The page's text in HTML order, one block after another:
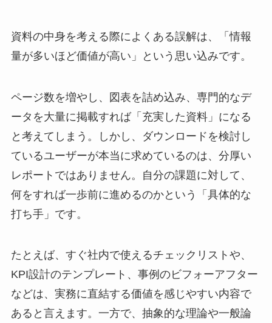
資料の中身を考える際によくある誤解は、「情報
量が多いほど価値が高い」という思い込みです。
ページ数を増やし、図表を詰め込み、専門的なデ
ータを大量に掲載すれば「充実した資料」になる
と考えてしまう。しかし、ダウンロードを検討し
ているユーザーが本当に求めているのは、分厚い
レポートではありません。自分の課題に対して、
何をすれば一歩前に進めるのかという「具体的な
打ち手」です。
たとえば、すぐ社内で使えるチェックリストや、
KPI設計のテンプレート、事例のビフォーアフター
などは、実務に直結する価値を感じやすい内容で
あると言えます。一方で、抽象的な理論や一般論